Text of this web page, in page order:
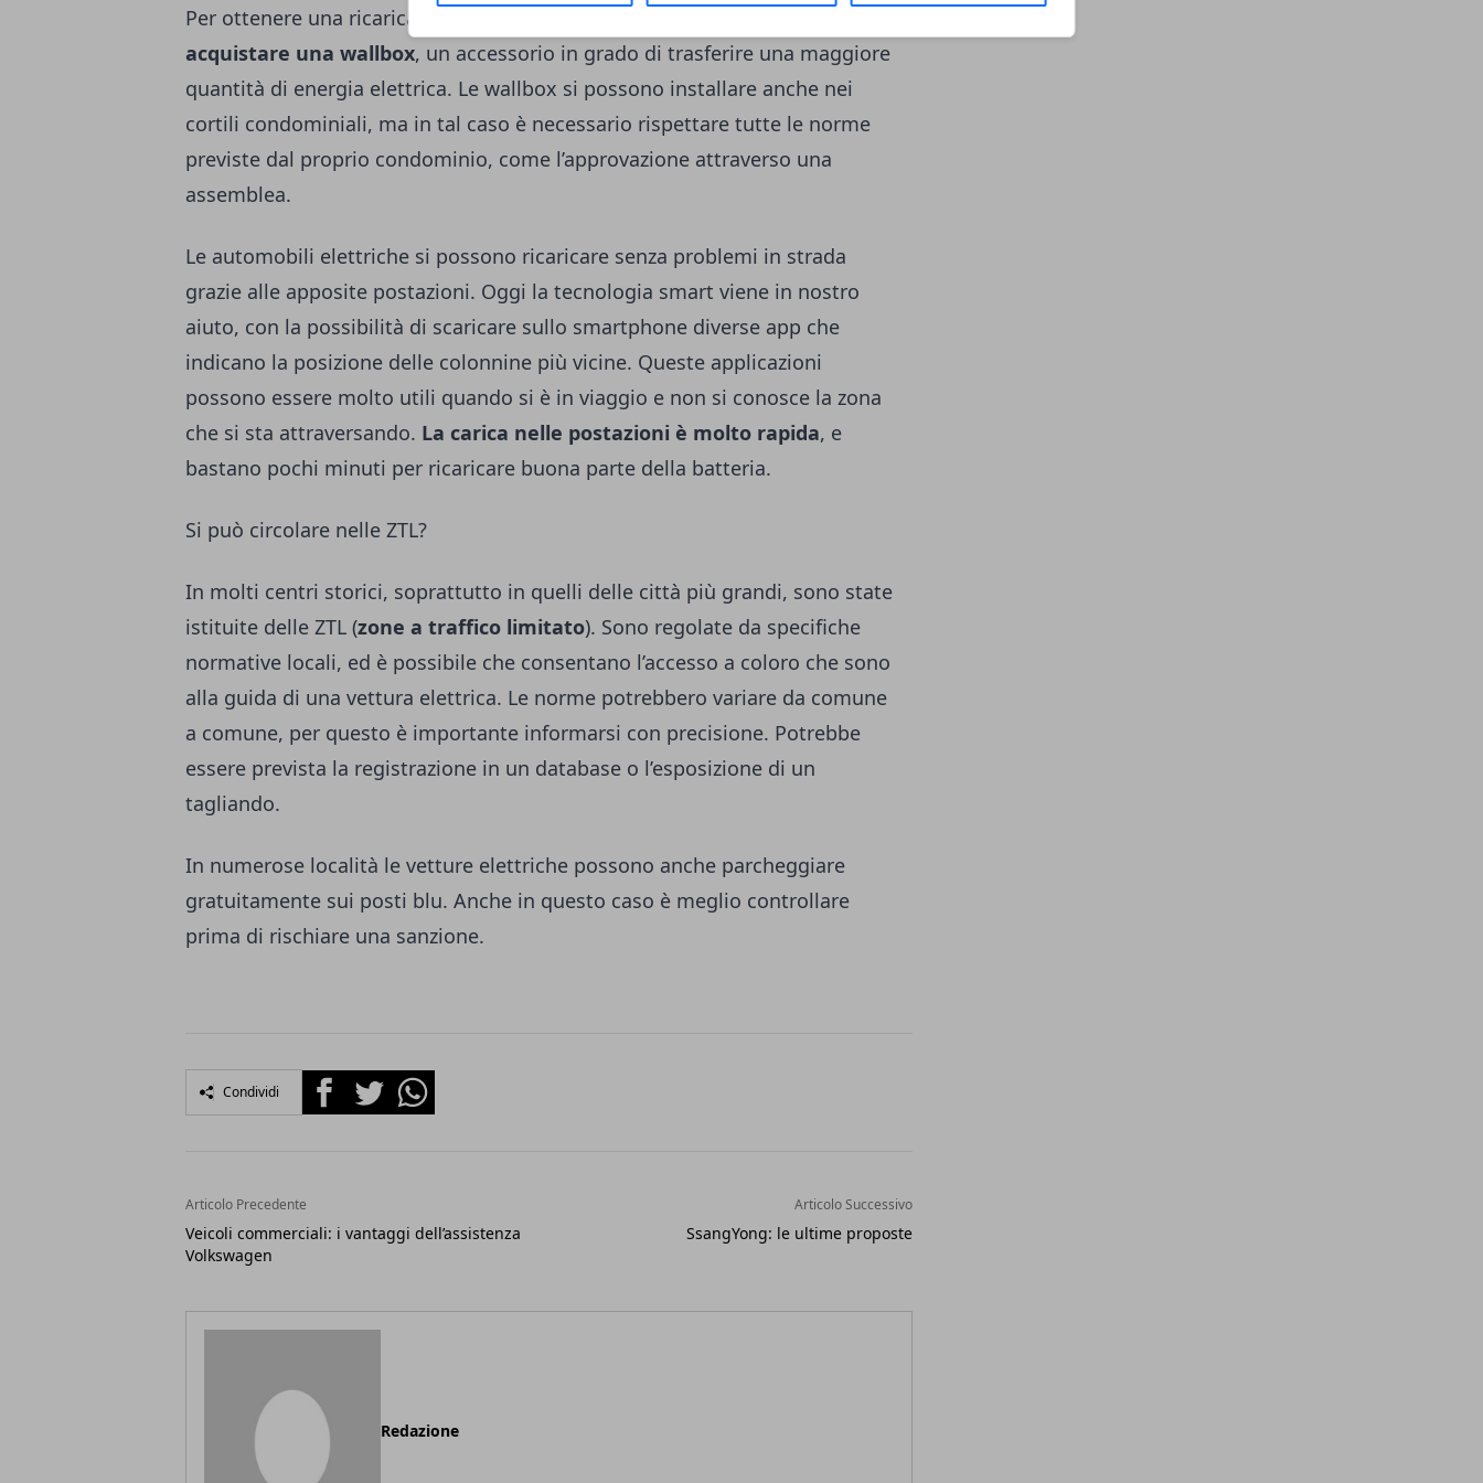
Per ottenere una ricarica più rapida la migliore soluzione è quella di
acquistare una wallbox, un accessorio in grado di trasferire una maggiore
quantità di energia elettrica. Le wallbox si possono installare anche nei
cortili condominiali, ma in tal caso è necessario rispettare tutte le norme
previste dal proprio condominio, come l’approvazione attraverso una
assemblea.
Le automobili elettriche si possono ricaricare senza problemi in strada
grazie alle apposite postazioni. Oggi la tecnologia smart viene in nostro
aiuto, con la possibilità di scaricare sullo smartphone diverse app che
indicano la posizione delle colonnine più vicine. Queste applicazioni
possono essere molto utili quando si è in viaggio e non si conosce la zona
che si sta attraversando. La carica nelle postazioni è molto rapida, e
bastano pochi minuti per ricaricare buona parte della batteria.
Si può circolare nelle ZTL?
In molti centri storici, soprattutto in quelli delle città più grandi, sono state
istituite delle ZTL (zone a traffico limitato). Sono regolate da specifiche
normative locali, ed è possibile che consentano l’accesso a coloro che sono
alla guida di una vettura elettrica. Le norme potrebbero variare da comune
a comune, per questo è importante informarsi con precisione. Potrebbe
essere prevista la registrazione in un database o l’esposizione di un
tagliando.
In numerose località le vetture elettriche possono anche parcheggiare
gratuitamente sui posti blu. Anche in questo caso è meglio controllare
prima di rischiare una sanzione.
Condividi FacebookTwitterWhatsapp
Articolo Precedente
Veicoli commerciali: i vantaggi dell’assistenza
Volkswagen
Articolo Successivo
SsangYong: le ultime proposte
Redazione